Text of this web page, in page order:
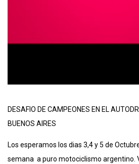
DESAFIO DE CAMPEONES EN EL
BUENOS AIRES
Los esperamos los dias 3,4 y 5 de
semana a puro motociclismo argentino.